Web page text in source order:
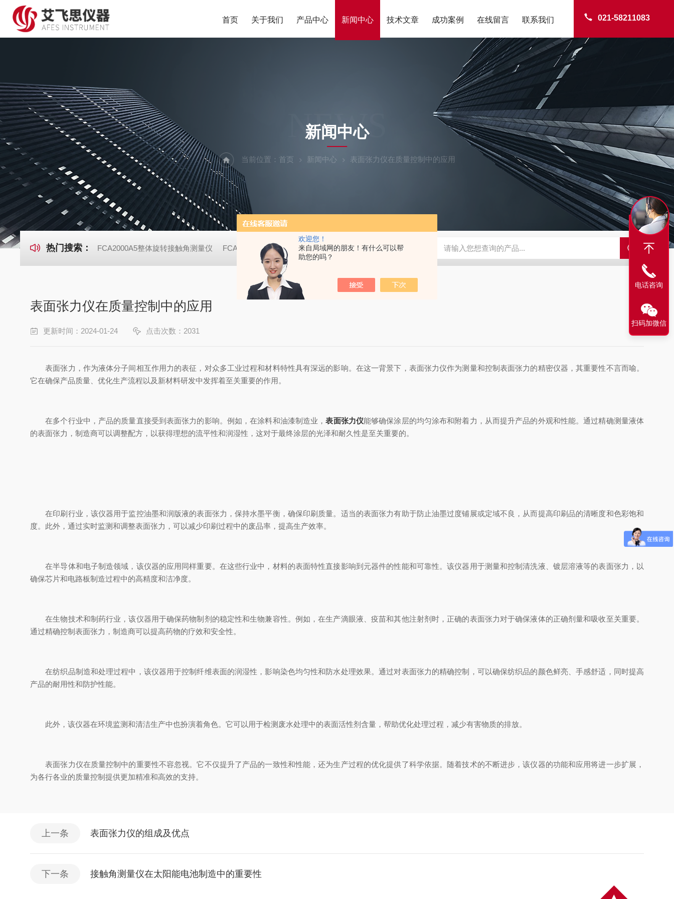
欢迎您！
来自局域网的朋友！有什么可以帮
助您的吗？
021-58211083
首页 关于我们 产品中心 新闻中心 技术文章 成功案例 在线留言 联系我们
NEWS
新闻中心
当前位置： 首页 新闻中心 表面张力仪在质量控制中的应用
热门搜索： FCA2000A5整体旋转接触角测量仪 FCA2000B接触角测量仪（测量液晶屏款） 动态表面张力仪 TX500C PRO视频旋转滴界面张力仪 FST200A全自动表面张力仪
表面张力仪在质量控制中的应用
更新时间：2024-01-24 点击次数：2031
表面张力，作为液体分子间相互作用力的表征，对众多工业过程和材料特性具有深远的影响。在这一背景下，表面张力仪作为测量和控制表面张力的精密仪器，其重要性不言而喻。
它在确保产品质量、优化生产流程以及新材料研发中发挥着至关重要的作用。
在多个行业中，产品的质量直接受到表面张力的影响。例如，在涂料和油漆制造业，表面张力仪能够确保涂层的均匀涂布和附着力，从而提升产品的外观和性能。通过精确测量液体
的表面张力，制造商可以调整配方，以获得理想的流平性和润湿性，这对于最终涂层的光泽和耐久性是至关重要的。
在印刷行业，该仪器用于监控油墨和润版液的表面张力，保持水墨平衡，确保印刷质量。适当的表面张力有助于防止油墨过度铺展或定域不良，从而提高印刷品的清晰度和色彩饱和
度。此外，通过实时监测和调整表面张力，可以减少印刷过程中的废品率，提高生产效率。
在半导体和电子制造领域，该仪器的应用同样重要。在这些行业中，材料的表面特性直接影响到元器件的性能和可靠性。该仪器用于测量和控制清洗液、镀层溶液等的表面张力，以
确保芯片和电路板制造过程中的高精度和洁净度。
在生物技术和制药行业，该仪器用于确保药物制剂的稳定性和生物兼容性。例如，在生产滴眼液、疫苗和其他注射剂时，正确的表面张力对于确保液体的正确剂量和吸收至关重要。
通过精确控制表面张力，制造商可以提高药物的疗效和安全性。
在纺织品制造和处理过程中，该仪器用于控制纤维表面的润湿性，影响染色均匀性和防水处理效果。通过对表面张力的精确控制，可以确保纺织品的颜色鲜亮、手感舒适，同时提高
产品的耐用性和防护性能。
此外，该仪器在环境监测和清洁生产中也扮演着角色。它可以用于检测废水处理中的表面活性剂含量，帮助优化处理过程，减少有害物质的排放。
表面张力仪在质量控制中的重要性不容忽视。它不仅提升了产品的一致性和性能，还为生产过程的优化提供了科学依据。随着技术的不断进步，该仪器的功能和应用将进一步扩展，
为各行各业的质量控制提供更加精准和高效的支持。
上一条 表面张力仪的组成及优点
下一条 接触角测量仪在太阳能电池制造中的重要性
电话咨询
扫码加微信